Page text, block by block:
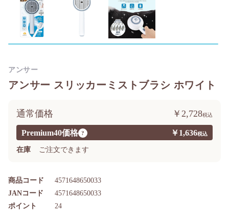
アンサー スリッカーミストブラシ ホワイト
Premium40価格 ? ￥1,636
通常価格 ￥2,728
在庫 ご注文できます
商品コード 4571648650033
ポイント 24
JANコード 4571648650033
アンサー